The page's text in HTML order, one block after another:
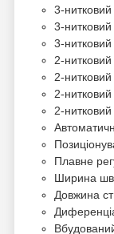
3-
3-
3-
2-
2-
2-
2-
Плавне
Ширина
Довжина